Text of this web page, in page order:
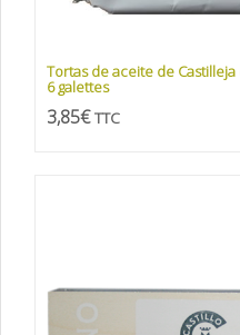
Tortas de aceite de Castilleja
6 galettes
3,85€ TTC